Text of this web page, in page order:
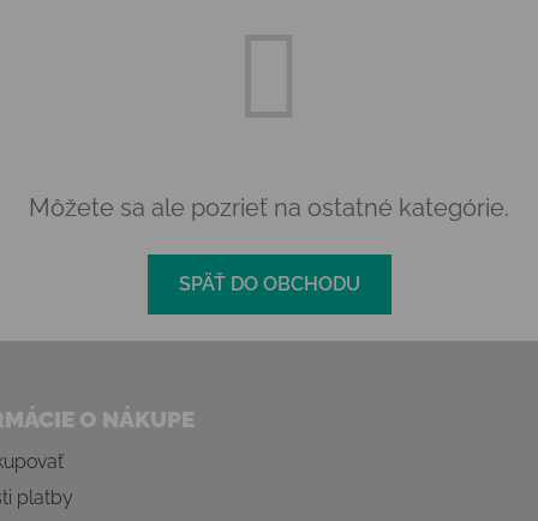
Môžete sa ale pozrieť na ostatné kategórie.
SPÄŤ DO OBCHODU
O NÁKUPE
platby